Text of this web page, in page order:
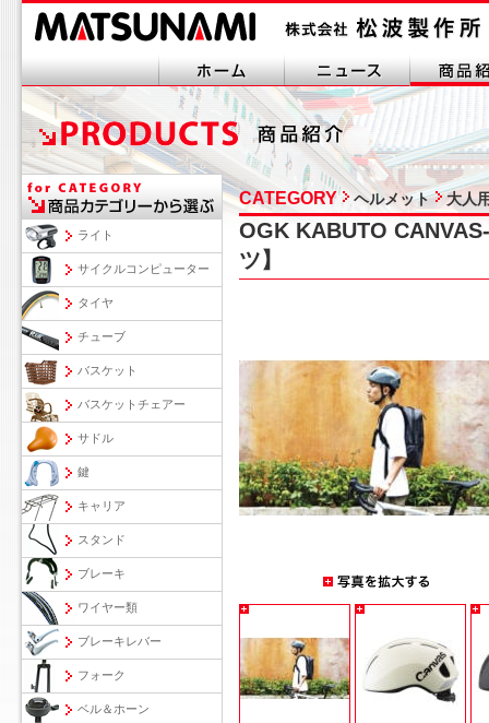
ライト
サイクルコンピューター
タイヤ
チューブ
バスケット
バスケットチェアー
サドル
鍵
キャリア
スタンド
ブレーキ
ワイヤー類
ブレーキレバー
フォーク
ベル＆ホーン
CATEGORY ヘルメット 大人
OGK KABUTO
ツ】